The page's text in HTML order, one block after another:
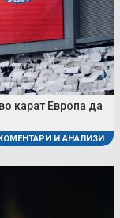
карат Европа да
КОМЕНТАРИ И АНАЛИЗИ